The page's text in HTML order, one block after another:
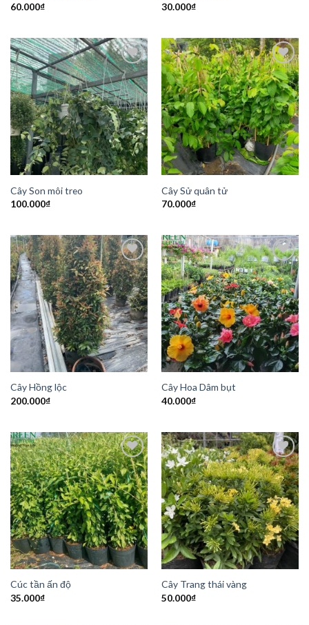
60.000₫
30.000₫
Add to
Wishlist
Cây Son môi treo
100.000₫
Add to
Wishlist
Cây Sử quân tử
70.000₫
Add to
Wishlist
Cây Hồng lộc
200.000₫
Add to
Wishlist
Cây Hoa Dâm bụt
40.000₫
Add to
Wishlist
Cúc tần ấn độ
35.000₫
Add to
Wishlist
Cây Trang thái vàng
50.000₫